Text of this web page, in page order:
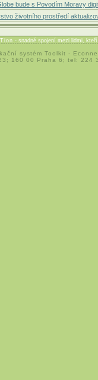
bude s Povodím Moravy
životního prostředí
- snadné spojení mezi lidmi,
systém Toolkit -
160 00 Praha 6; tel: 224